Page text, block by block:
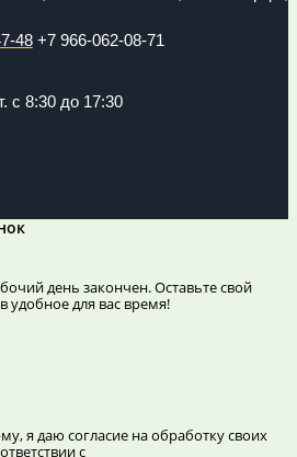
48 +7 966-062-08-71
с 8:30 до 17:30
день закончен. Оставьте свой
для вас время!
я даю согласие на обработку своих
с